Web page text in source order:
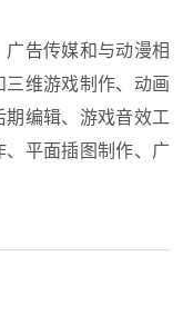
告传媒和与动漫相
维游戏制作、动画
编辑、游戏音效工
平面插图制作、广